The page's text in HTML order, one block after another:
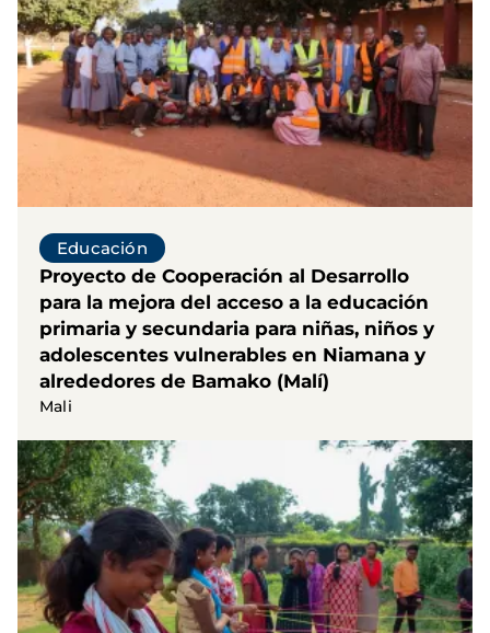
Educación
Proyecto de Cooperación al Desarrollo
para la mejora del acceso a la educación
primaria y secundaria para niñas, niños y
adolescentes vulnerables en Niamana y
alrededores de Bamako (Malí)
Mali